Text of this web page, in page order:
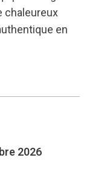
chaleureux
en
2026